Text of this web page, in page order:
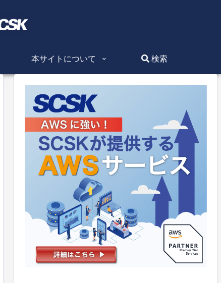
本サイトについて 検索